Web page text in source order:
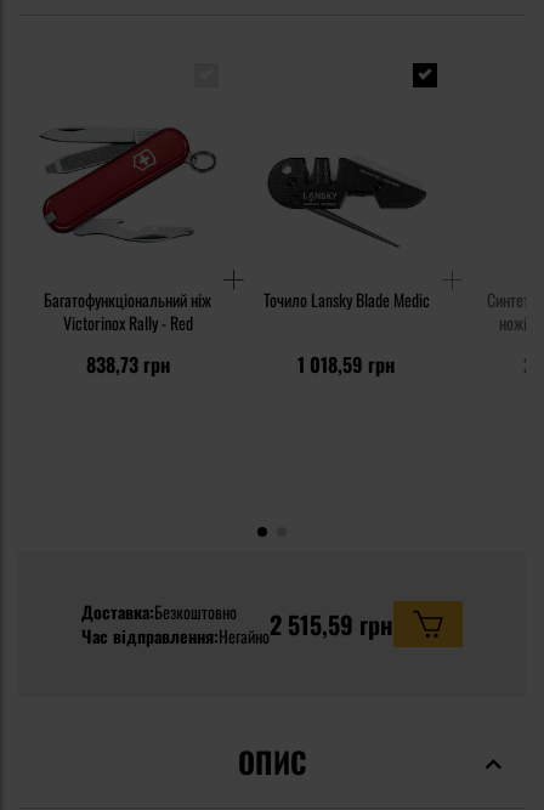
Багатофункціональний ніж
Victorinox Rally - Red
838,73 грн
Точило Lansky Blade Medic
1 018,59 грн
ножів
Доставка:Безкоштовно
Час відправлення:Негайно2 515,59 грн
ОПИС